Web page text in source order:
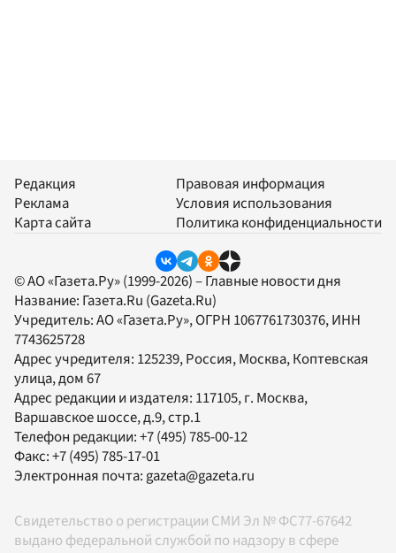
Редакция
Реклама
Карта сайта
Правовая информация
Условия использования
Политика конфиденциальности
© АО «Газета.Ру» (1999-2026) – Главные новости дня
Название: Газета.Ru (Gazeta.Ru)
Учредитель:АО «Газета.Ру», ОГРН 1067761730376, ИНН
7743625728
Адрес учредителя: 125239, Россия, Москва, Коптевская
улица, дом 67
Адрес редакции и издателя: 117105, г. Москва,
Варшавское шоссе, д.9, стр.1
Телефон редакции:+7 (495) 785-00-12
Факс:+7 (495) 785-17-01
Электронная почта:gazeta@gazeta.ru
Свидетельство о регистрации СМИ Эл № ФС77-67642
выдано федеральной службой по надзору в сфере